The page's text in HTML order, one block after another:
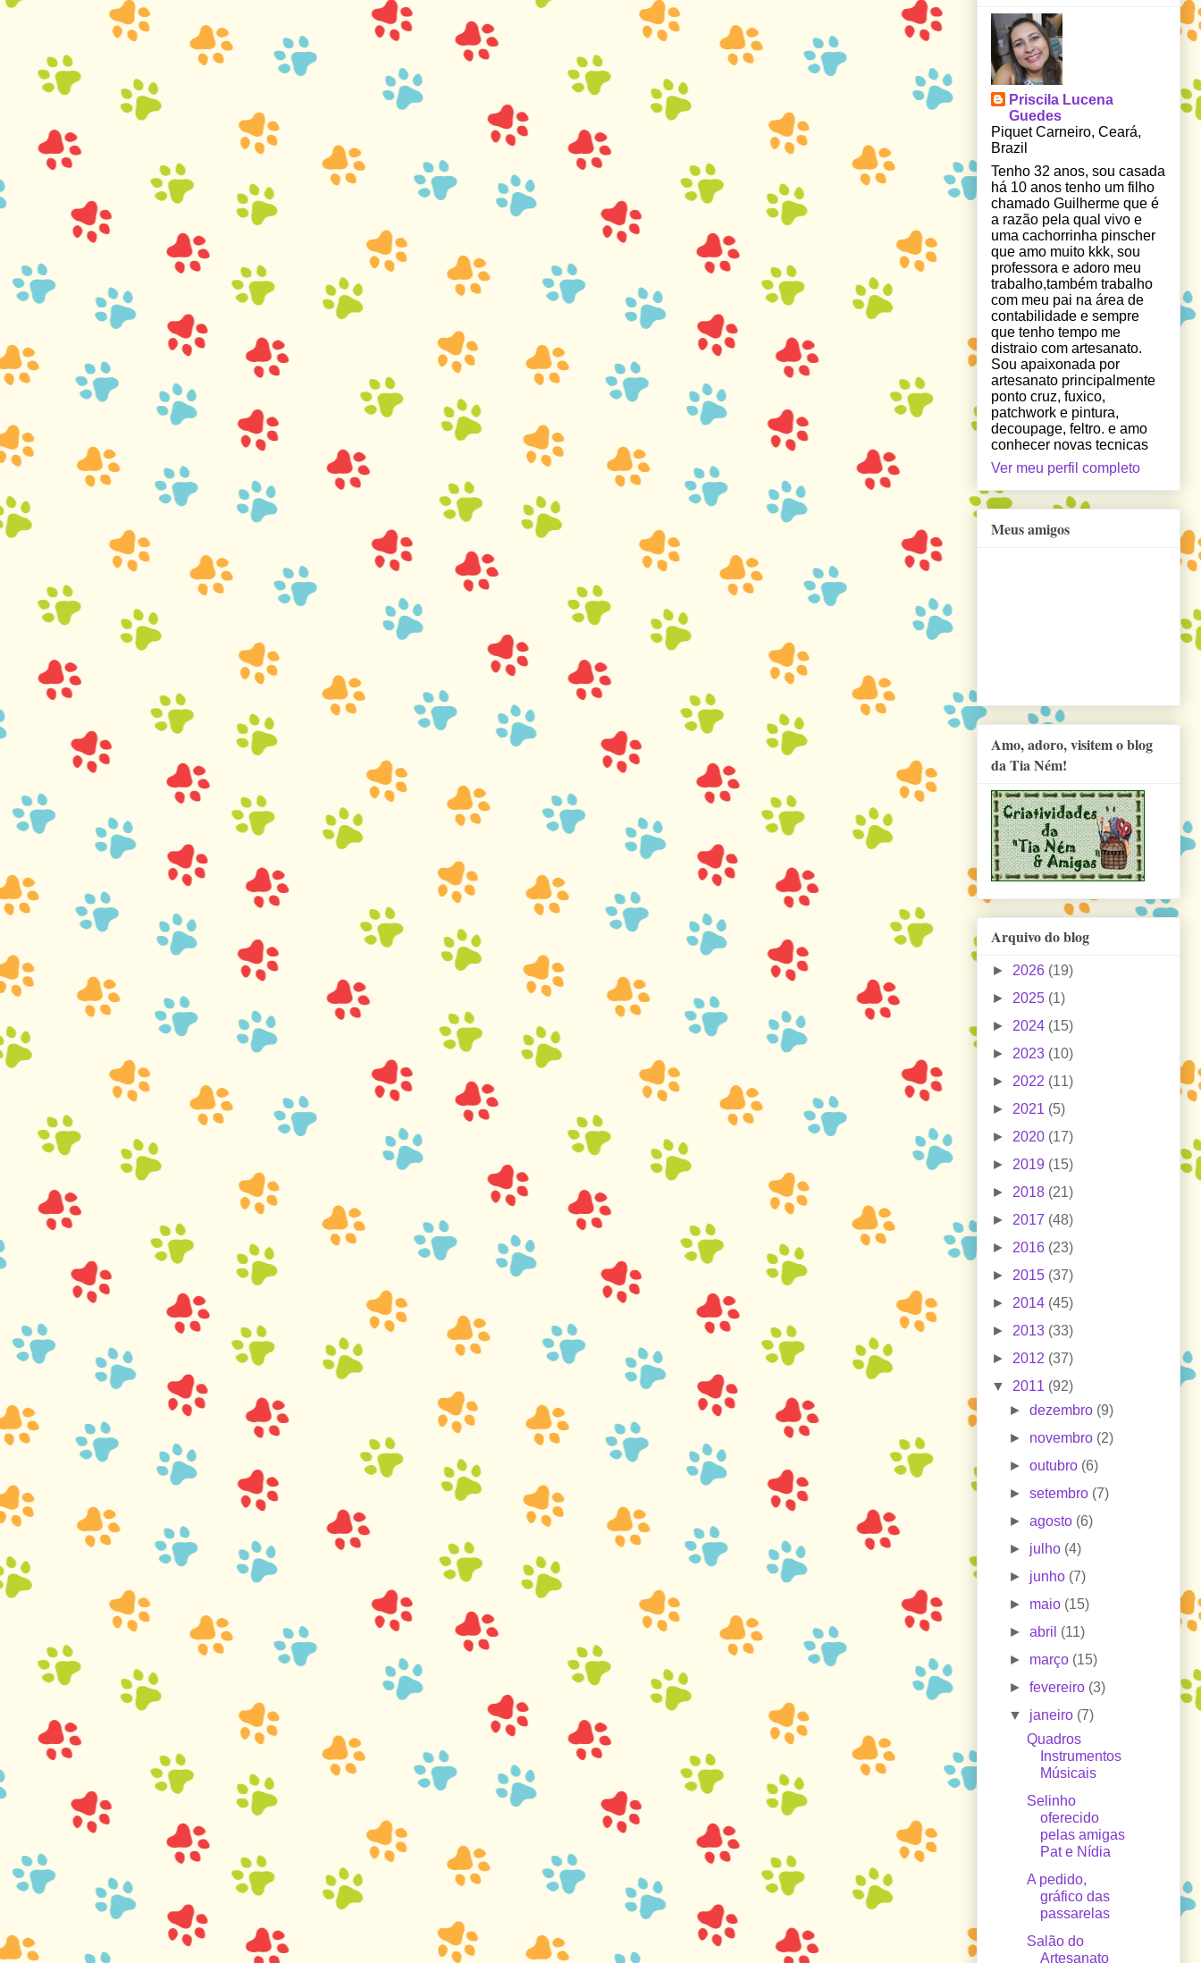
Priscila Lucena
Guedes
Piquet Carneiro, Ceará,
Brazil
Tenho 32 anos, sou casada
há 10 anos tenho um filho
chamado Guilherme que é
a razão pela qual vivo e
uma cachorrinha pinscher
que amo muito kkk, sou
professora e adoro meu
trabalho,também trabalho
com meu pai na área de
contabilidade e sempre
que tenho tempo me
distraio com artesanato.
Sou apaixonada por
artesanato principalmente
ponto cruz, fuxico,
patchwork e pintura,
decoupage, feltro. e amo
conhecer novas tecnicas
Ver meu perfil completo
Meus amigos
Amo, adoro, visitem o blog
da Tia Ném!
Arquivo do blog
► 2026 (19)
► 2025 (1)
► 2024 (15)
► 2023 (10)
► 2022 (11)
► 2021 (5)
► 2020 (17)
► 2019 (15)
► 2018 (21)
► 2017 (48)
► 2016 (23)
► 2015 (37)
► 2014 (45)
► 2013 (33)
► 2012 (37)
▼ 2011 (92)
►dezembro (9)
► novembro (2)
►outubro (6)
►setembro (7)
►agosto (6)
► julho (4)
► junho (7)
► maio (15)
►abril (11)
► março (15)
►fevereiro (3)
▼ janeiro (7)
Quadros
Instrumentos
Músicais
Selinho
oferecido
pelas amigas
Pat e Nídia
A pedido,
gráfico das
passarelas
Salão do
Artesanato